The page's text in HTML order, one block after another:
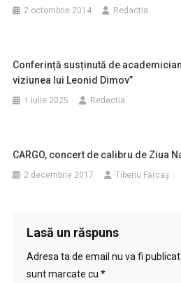
2 octombrie 2014 Redactia
Conferință susținută de
viziunea lui Leonid Dimov”
1 iulie 2025 Redactia
CARGO, concert de calibru de Ziua
2 decembrie 2017 Tiberiu Fărcaş
Lasă un răspuns
Adresa ta de email nu va fi
sunt marcate cu *